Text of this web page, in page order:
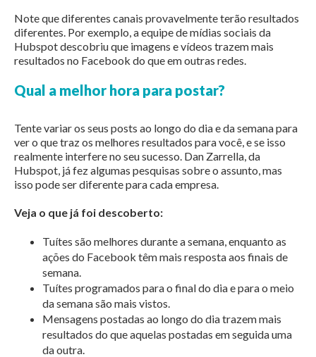
Note que diferentes canais provavelmente terão resultados
diferentes. Por exemplo, a equipe de mídias sociais da
Hubspot descobriu que imagens e vídeos trazem mais
resultados no Facebook do que em outras redes.
Qual a melhor hora para postar?
Tente variar os seus posts ao longo do dia e da semana para
ver o que traz os melhores resultados para você, e se isso
realmente interfere no seu sucesso. Dan Zarrella, da
Hubspot, já fez algumas pesquisas sobre o assunto, mas
isso pode ser diferente para cada empresa.
Veja o que já foi descoberto:
Tuítes são melhores durante a semana, enquanto as
ações do Facebook têm mais resposta aos finais de
semana.
Tuítes programados para o final do dia e para o meio
da semana são mais vistos.
Mensagens postadas ao longo do dia trazem mais
resultados do que aquelas postadas em seguida uma
da outra.